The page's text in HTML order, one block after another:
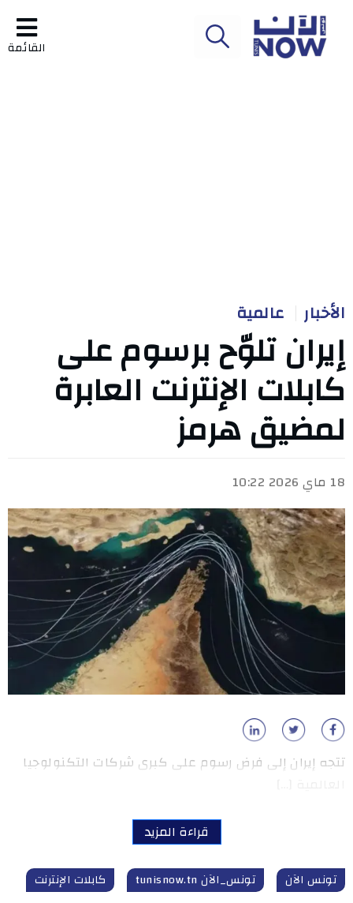
القائمة
الأخبار عالمية
إيران تلوّح برسوم على
كابلات الإنترنت العابرة
لمضيق هرمز
18 ماي 2026 10:22
تتجه إيران إلى فرض رسوم على كبرى شركات التكنولوجيا
قراءة المزيد
تونس الآن تونس_الآن tunisnow.tn
كابلات الإنترنت